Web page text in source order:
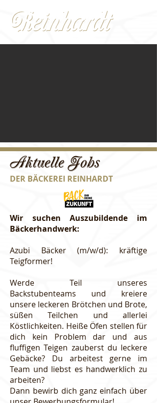
Aktuelle Jobs
DER BÄCKEREI REINHARDT
Wir suchen Auszubildende im
Bäckerhandwerk:
Azubi Bäcker (m/w/d): kräftige
Teigformer!
Werde Teil unseres
Backstubenteams und kreiere
unsere leckeren Brötchen und Brote,
süßen Teilchen und allerlei
Köstlichkeiten. Heiße Öfen stellen für
dich kein Problem dar und aus
fluffigen Teigen zauberst du leckere
Gebäcke? Du arbeitest gerne im
Team und liebst es handwerklich zu
arbeiten?
Dann bewirb dich ganz einfach über